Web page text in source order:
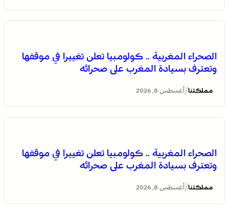
الصحراء المغربية .. كولومبيا تعلن تغييرا في موقفها
وتعترف بسيادة المغرب على صحرائه
مملكتنا/ أغسطس 8, 2026
الصحراء المغربية .. كولومبيا تعلن تغييرا في موقفها
وتعترف بسيادة المغرب على صحرائه
مملكتنا/ أغسطس 8, 2026
العرائش .. فتح بحث قضائي إثر تصريحات واتهامات زائفة